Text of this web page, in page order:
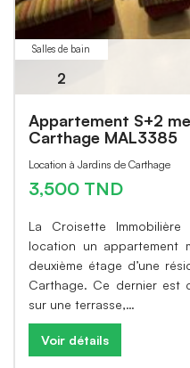
Salles de bain
2
Appartement S+2
Carthage MAL3385
Location à Jardins de Carthage
3,500 TND
La Croisette
location un appartement
deuxième étage d’une
Carthage. Ce dernier est
sur une terrasse,…
Voir détails